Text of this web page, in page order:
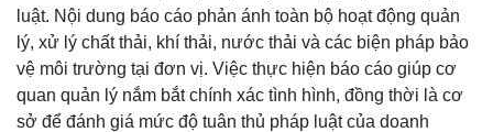
luật. Nội dung báo cáo phản ánh toàn bộ hoạt động quản
lý, xử lý chất thải, khí thải, nước thải và các biện pháp bảo
vệ môi trường tại đơn vị. Việc thực hiện báo cáo giúp cơ
quan quản lý nắm bắt chính xác tình hình, đồng thời là cơ
sở để đánh giá mức độ tuân thủ pháp luật của doanh